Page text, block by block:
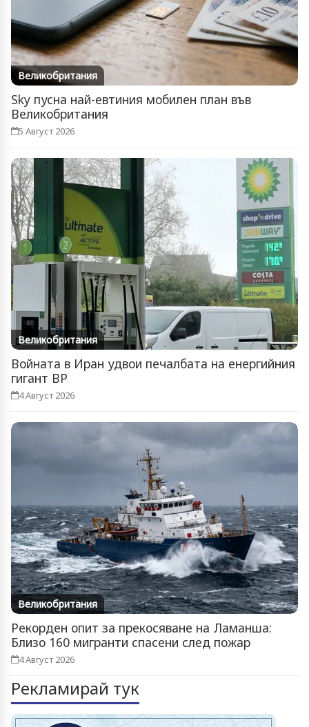
Великобритания
Sky пусна най-евтиния мобилен план във
Великобритания
5 Август 2026
Великобритания
Войната в Иран удвои печалбата на енергийния
гигант BP
4 Август 2026
Великобритания
Рекорден опит за прекосяване на Ламанша:
Близо 160 мигранти спасени след пожар
4 Август 2026
Рекламирай тук